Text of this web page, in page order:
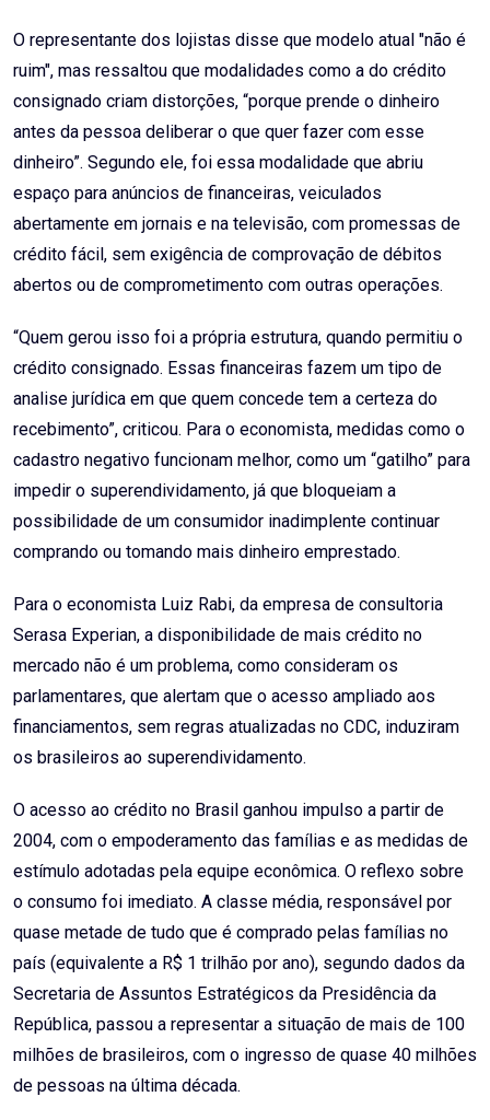
O representante dos lojistas disse que modelo atual "não é
ruim", mas ressaltou que modalidades como a do crédito
consignado criam distorções, “porque prende o dinheiro
antes da pessoa deliberar o que quer fazer com esse
dinheiro”. Segundo ele, foi essa modalidade que abriu
espaço para anúncios de financeiras, veiculados
abertamente em jornais e na televisão, com promessas de
crédito fácil, sem exigência de comprovação de débitos
abertos ou de comprometimento com outras operações.
“Quem gerou isso foi a própria estrutura, quando permitiu o
crédito consignado. Essas financeiras fazem um tipo de
analise jurídica em que quem concede tem a certeza do
recebimento”, criticou. Para o economista, medidas como o
cadastro negativo funcionam melhor, como um “gatilho” para
impedir o superendividamento, já que bloqueiam a
possibilidade de um consumidor inadimplente continuar
comprando ou tomando mais dinheiro emprestado.
Para o economista Luiz Rabi, da empresa de consultoria
Serasa Experian, a disponibilidade de mais crédito no
mercado não é um problema, como consideram os
parlamentares, que alertam que o acesso ampliado aos
financiamentos, sem regras atualizadas no CDC, induziram
os brasileiros ao superendividamento.
O acesso ao crédito no Brasil ganhou impulso a partir de
2004, com o empoderamento das famílias e as medidas de
estímulo adotadas pela equipe econômica. O reflexo sobre
o consumo foi imediato. A classe média, responsável por
quase metade de tudo que é comprado pelas famílias no
país (equivalente a R$ 1 trilhão por ano), segundo dados da
Secretaria de Assuntos Estratégicos da Presidência da
República, passou a representar a situação de mais de 100
milhões de brasileiros, com o ingresso de quase 40 milhões
de pessoas na última década.